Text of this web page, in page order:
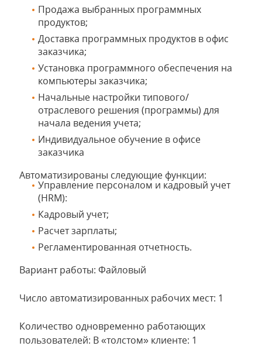
Продажа выбранных программных
продуктов;
Доставка программных продуктов в офис
заказчика;
Установка программного обеспечения на
компьютеры заказчика;
Начальные настройки типового/
отраслевого решения (программы) для
начала ведения учета;
Индивидуальное обучение в офисе
заказчика
Автоматизированы следующие функции:
Управление персоналом и кадровый учет
(HRM):
Кадровый учет;
Расчет зарплаты;
Регламентированная отчетность.
Вариант работы: Файловый
Число автоматизированных рабочих мест: 1
Количество одновременно работающих
пользователей: В «толстом» клиенте: 1